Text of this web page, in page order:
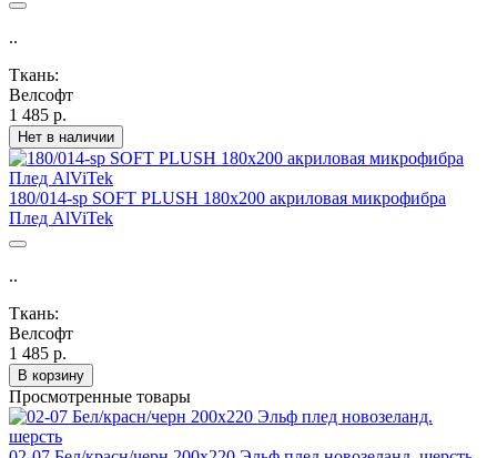
..
Ткань:
Велсофт
1 485 р.
Нет в наличии
180/014-sp SOFT PLUSH 180х200 акриловая микрофибра
Плед AlViTek
..
Ткань:
Велсофт
1 485 р.
В корзину
Просмотренные товары